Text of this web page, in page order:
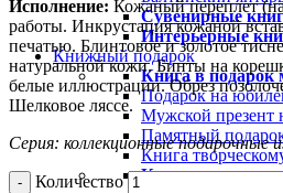
Сувенирные
Интерьерные
Книжный подарок
Книга в подарок
Подарок на
Мужской презент
Памятный
Книга
Книга в
Исполнение: Кожаный переплет
работы. Инкрустация кожаной
печатью. Блинтовое и золотое
натуральной кожи. Бинты на
белые иллюстрации. Обрез
Шелковое ляссе.
Серия: коллекционные подарочные
Количество